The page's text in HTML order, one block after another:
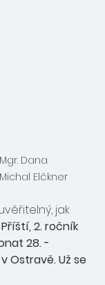
Dana
Elčkner
jak
Příští, 2. ročník
28. -
Ostravě. Už se